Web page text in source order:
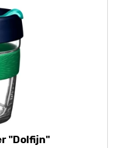
"Dolfijn"